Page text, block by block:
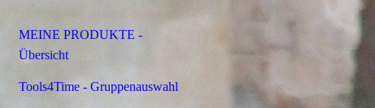
MEINE PRODUKTE -
Übersicht
Tools4Time - Gruppenauswahl